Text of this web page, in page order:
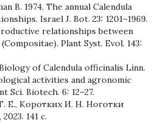
B. 1974. The annual Calendula
Israel J. Bot. 23: 1201–1969.
relationships between
Plant Syst. Evol. 143:
Biology of Calendula officinalis Linn.
activities and agronomic
Sci. Biotech. 6: 12–27.
Е., Коротких И. Н. Ноготки
141 c.